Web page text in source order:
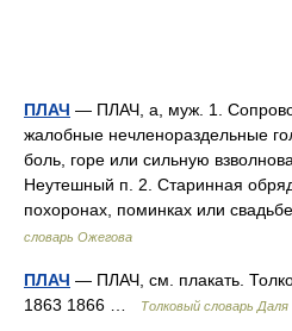
ПЛАЧ — ПЛАЧ, а, муж. 1.
жалобные нечленораздельные
боль, горе или сильную
Неутешный п. 2. Старинная
похоронах, поминках или
словарь Ожегова
ПЛАЧ — ПЛАЧ, см. плакать.
1863 1866 …
Толковый словарь Даля